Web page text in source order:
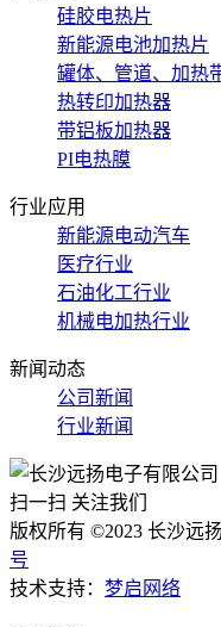
硅胶电热片
新能源电池加热片
罐体、管道、加热
热转印加热器
带铝板加热器
PI电热膜
行业应用
新能源电动汽车
医疗行业
石油化工行业
机械电加热行业
新闻动态
公司新闻
行业新闻
扫一扫 关注我们
版权所有 ©2023 长沙远
号
技术支持： 梦启网络